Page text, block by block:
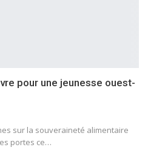
pour une jeunesse ouest-
sur la souveraineté alimentaire
portes ce…